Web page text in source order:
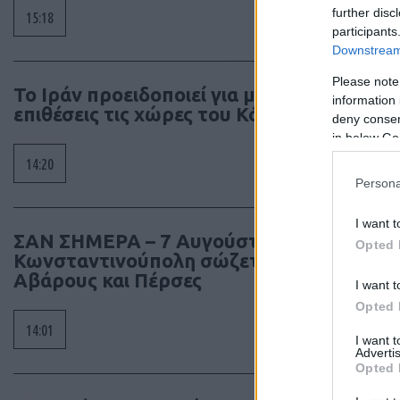
further
Please
information
deny
in below
I want
Opted
I want
Opted
I want
Opted
15:18
Το Ιράν προειδοποιεί για μαζικές
επιθέσεις τις χώρες του Κόλπου
14:20
ΣΑΝ ΣΗΜΕΡΑ – 7 Αυγούστου 626: Η
Κωνσταντινούπολη σώζεται από
Αβάρους και Πέρσες
14:01